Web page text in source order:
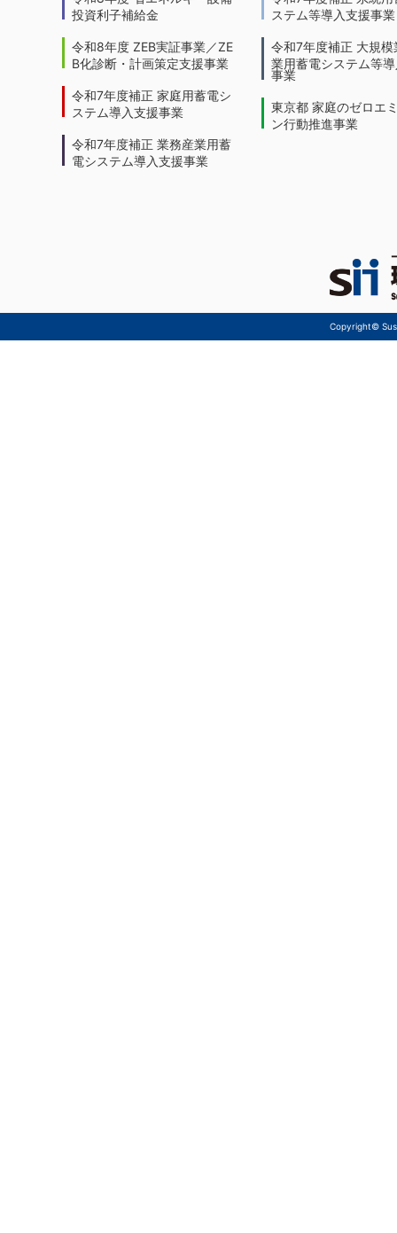
投資利子補給金
令和8年度 ZEB実証事業／ZE
B化診断・計画策定支援事業
令和7年度補正 家庭用蓄電シ
ステム導入支援事業
令和7年度補正 業務産業用蓄
電システム導入支援事業
ステム等導入支援事業
令和7年度補正 大規模
業用蓄電システム等
事業
東京都 家庭のゼロエ
ン行動推進事業
Copyright©